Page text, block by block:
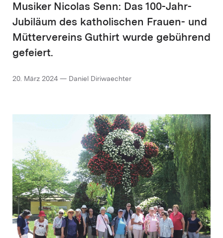
Musiker Nicolas Senn: Das 100-Jahr-
Jubiläum des katholischen Frauen- und
Müttervereins Guthirt wurde gebührend
gefeiert.
20. März 2024 — Daniel Diriwaechter